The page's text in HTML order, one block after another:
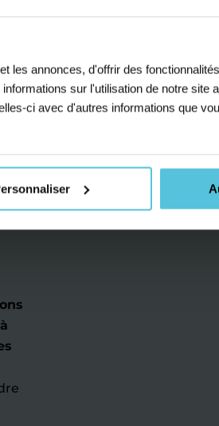
les annonces, d'offrir des
sur l'utilisation de notre site
ci avec d'autres informations que
à
en